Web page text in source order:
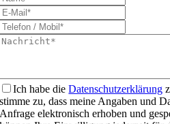
Ich habe dieDatenschutzerklärung
stimme zu, dass meine Angaben und
Anfrage elektronisch erhoben und